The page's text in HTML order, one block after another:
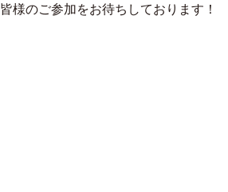
皆様のご参加をお待ちしております！